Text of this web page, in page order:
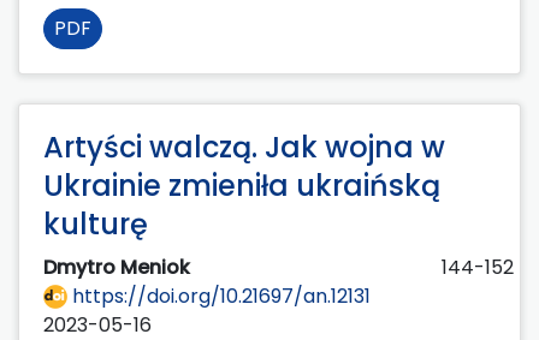
PDF
Artyści walczą. Jak wojna w
Ukrainie zmieniła ukraińską
kulturę
Dmytro Meniok
144-152
https://doi.org/10.21697/an.12131
2023-05-16